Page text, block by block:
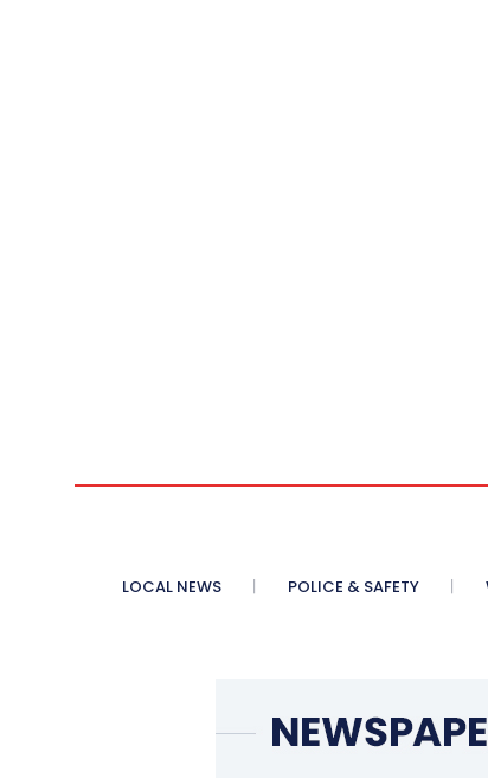
LOCAL NEWS POLICE & SAFETY